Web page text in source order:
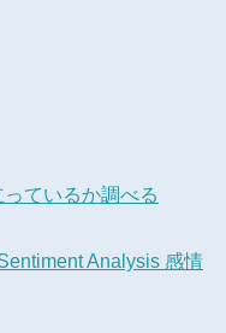
ているか調べる
Analysis 感情